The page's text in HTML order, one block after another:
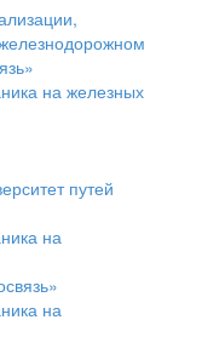
на железных
путей
на
на